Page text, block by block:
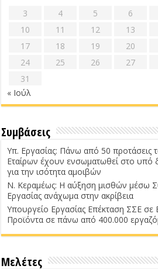
3
4 5 6
10
11 12 13
17
18 19 20
24
25 26 27
31
« Ιούλ
Συμβάσεις
Υπ. Εργασίας: Πάνω από 50 προτάσεις
Εταίρων έχουν ενσωματωθεί στο
για την ισότητα αμοιβών
Ν. Κεραμέως: Η αύξηση μισθών μέσω
Εργασίας ανάχωμα στην ακρίβεια
Υπουργείο Εργασίας Επέκταση ΣΣΕ σε
Προϊόντα σε πάνω από 400.000
Μελέτες